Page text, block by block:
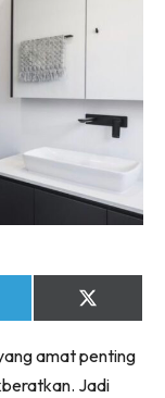
Share
on
(Twitter)
amat penting
Jadi